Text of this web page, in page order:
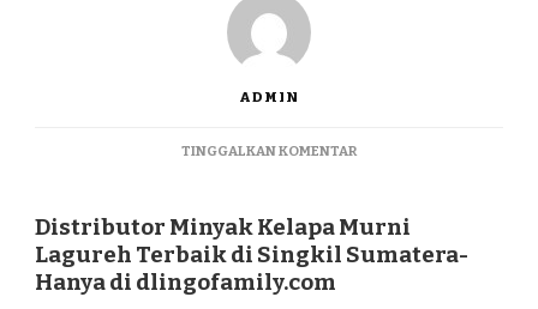
ADMIN
TINGGALKAN KOMENTARPADA
KELAPA
MURNI
LAGUREH
Distributor Minyak Kelapa Murni
Lagureh Terbaik di Singkil Sumatera-
Hanya di dlingofamily.com